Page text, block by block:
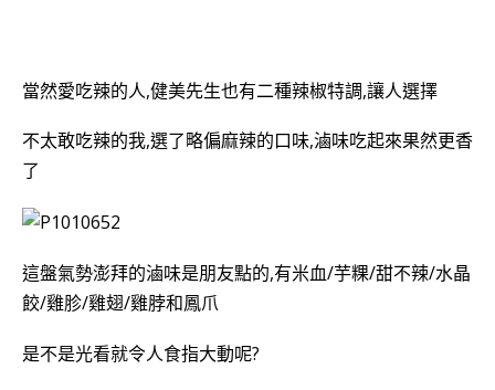
當然愛吃辣的人,健美先生也有二種辣椒特調,讓人選擇
不太敢吃辣的我,選了略偏麻辣的口味,滷味吃起來果然更香
了
這盤氣勢澎拜的滷味是朋友點的,有米血/芋粿/甜不辣/水晶
餃/雞胗/雞翅/雞脖和鳳爪
是不是光看就令人食指大動呢?